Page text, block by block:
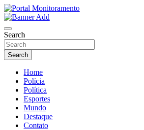
Skip
to
content
Portal Monitoramento
Search
Search
Home
Polícia
Política
Esportes
Mundo
Destaque
Contato